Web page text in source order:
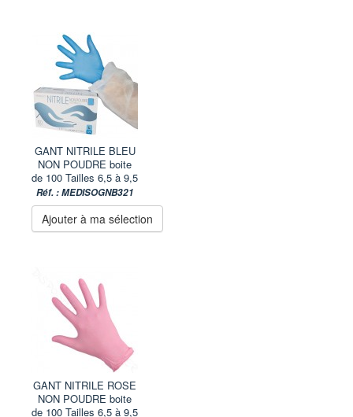
GANT NITRILE BLEU
NON POUDRE boite
de 100 Tailles 6,5 à 9,5
Réf. : MEDISOGNB321
Ajouter à ma sélection
GANT NITRILE ROSE
NON POUDRE boite
de 100 Tailles 6,5 à 9,5